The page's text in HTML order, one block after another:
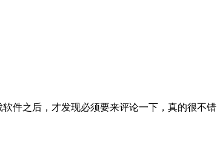
件之后，才发现必须要来评论一下，真的很不错